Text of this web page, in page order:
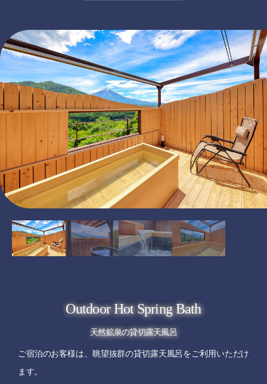
Outdoor Hot Spring Bath
天然鉱泉の貸切露天風呂
ご宿泊のお客様は、眺望抜群の貸切露天風呂をご利用いただけ
ます。